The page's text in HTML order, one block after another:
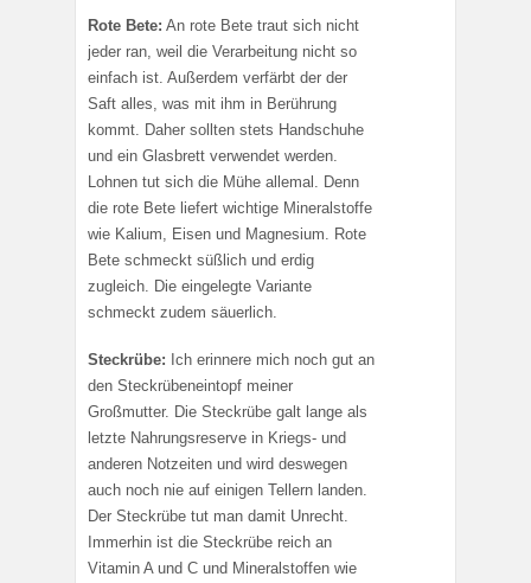
Rote Bete: An rote Bete traut sich nicht
jeder ran, weil die Verarbeitung nicht so
einfach ist. Außerdem verfärbt der der
Saft alles, was mit ihm in Berührung
kommt. Daher sollten stets Handschuhe
und ein Glasbrett verwendet werden.
Lohnen tut sich die Mühe allemal. Denn
die rote Bete liefert wichtige Mineralstoffe
wie Kalium, Eisen und Magnesium. Rote
Bete schmeckt süßlich und erdig
zugleich. Die eingelegte Variante
schmeckt zudem säuerlich.
Steckrübe: Ich erinnere mich noch gut an
den Steckrübeneintopf meiner
Großmutter. Die Steckrübe galt lange als
letzte Nahrungsreserve in Kriegs- und
anderen Notzeiten und wird deswegen
auch noch nie auf einigen Tellern landen.
Der Steckrübe tut man damit Unrecht.
Immerhin ist die Steckrübe reich an
Vitamin A und C und Mineralstoffen wie